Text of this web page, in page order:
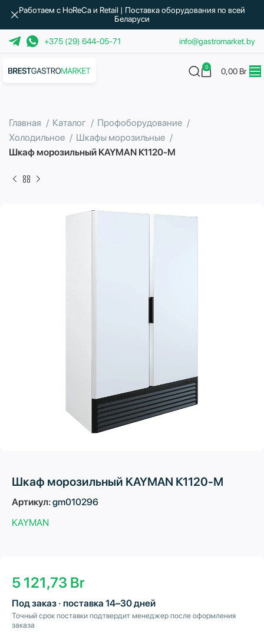
+375 (29) 644-05-71 info@gastromarket.by
0 0,00 Br
Главная Каталог
Профоборудование
Холодильное
Шкафы морозильные
Шкаф морозильный KAYMAN К1120-М
Шкаф морозильный KAYMAN К1120-М
Артикул:gm010296
KAYMAN
5 121,73 Br
Под заказ · поставка 14–30 дней
Точный срок поставки подтвердит менеджер после оформления
заказа
Работаем с HoReCa и Retail | Поставка оборудования по всей
Беларуси